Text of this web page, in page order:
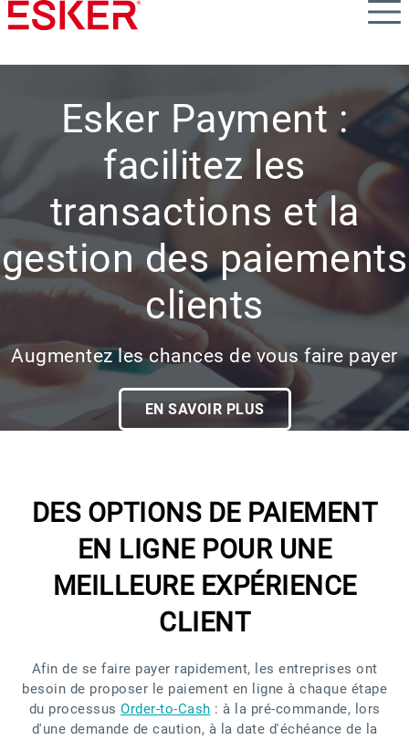
Skip
to
content
Esker Payment :
facilitez les
transactions et la
gestion des paiements
clients
Augmentez les chances de vous faire payer
EN SAVOIR PLUS
DES OPTIONS DE PAIEMENT
EN LIGNE POUR UNE
MEILLEURE EXPÉRIENCE
CLIENT
Afin de se faire payer rapidement, les entreprises ont
besoin de proposer le paiement en ligne à chaque étape
du processus Order-to-Cash : à la pré-commande, lors
d'une demande de caution, à la date d'échéance de la